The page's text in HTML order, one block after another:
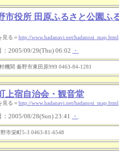
市役所 田原ふるさと公園ふ
見る＝http://www.hadanavi.net/hadanosi_map.html
：2005/09/29(Thu) 06:02 ・
機関 秦野市東田原999 0463-84-1281
上宿自治会・観音堂
見る＝http://www.hadanavi.net/hadanosi_map.html
2005/08/28(Sun) 23:41 ・
市栄町5-3 0463-81-6548